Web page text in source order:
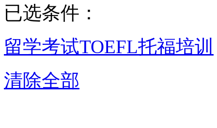
已选条件：
留学考试TOEFL托福培训
清除全部